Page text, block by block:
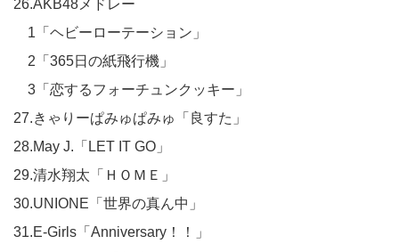
26.AKB48メドレー
1「ヘビーローテーション」
2「365日の紙飛行機」
3「恋するフォーチュンクッキー」
27.きゃりーぱみゅぱみゅ「良すた」
28.May J.「LET IT GO」
29.清水翔太「ＨＯＭＥ」
30.UNIONE「世界の真ん中」
31.E-Girls「Anniversary！！」